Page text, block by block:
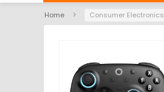
Home Consumer Electronics